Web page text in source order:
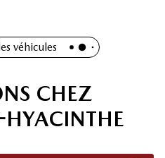
véhicules
CHEZ